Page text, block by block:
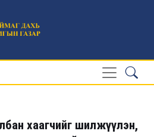
хаагчийг шилжүүлэн,